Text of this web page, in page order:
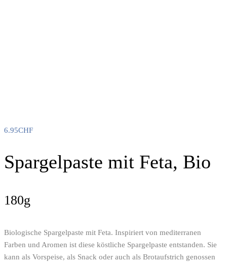
6.95CHF
Spargelpaste mit Feta, Bio
180g
Biologische Spargelpaste mit Feta. Inspiriert von mediterranen
Farben und Aromen ist diese köstliche Spargelpaste entstanden. Sie
kann als Vorspeise, als Snack oder auch als Brotaufstrich genossen